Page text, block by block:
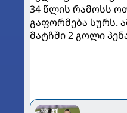
34 წლის რამოსს
გაფორმება სურს.
მატჩში 2 გოლი